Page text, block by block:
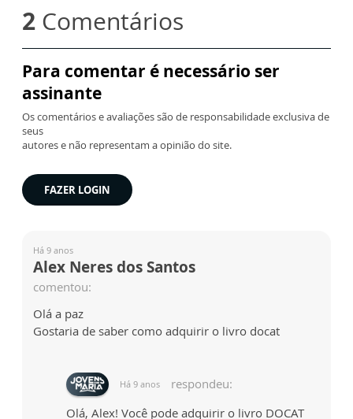
2 Comentários
Para comentar é necessário ser
assinante
Os comentários e avaliações são de responsabilidade exclusiva de
seus
autores e não representam a opinião do site.
FAZER LOGIN
Há 9 anos
Alex Neres dos Santos
comentou:
Olá a paz
Gostaria de saber como adquirir o livro docat
Há 9 anos
respondeu:
Olá, Alex! Você pode adquirir o livro DOCAT